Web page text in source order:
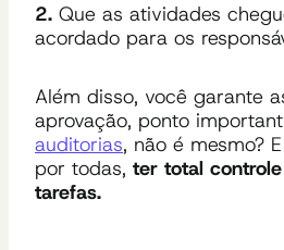
2. Que as atividades
acordado para os
Além disso, você garante
aprovação, ponto
auditorias, não é mesmo?
por todas, ter total
tarefas.